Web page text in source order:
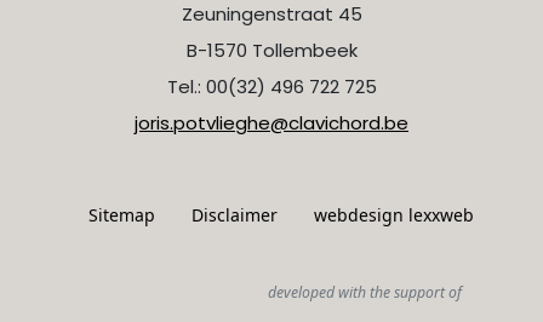
Zeuningenstraat 45
B-1570 Tollembeek
Tel.: 00(32) 496 722 725
joris.potvlieghe@clavichord.be
Sitemap Disclaimer webdesign lexxweb
developed with the support of